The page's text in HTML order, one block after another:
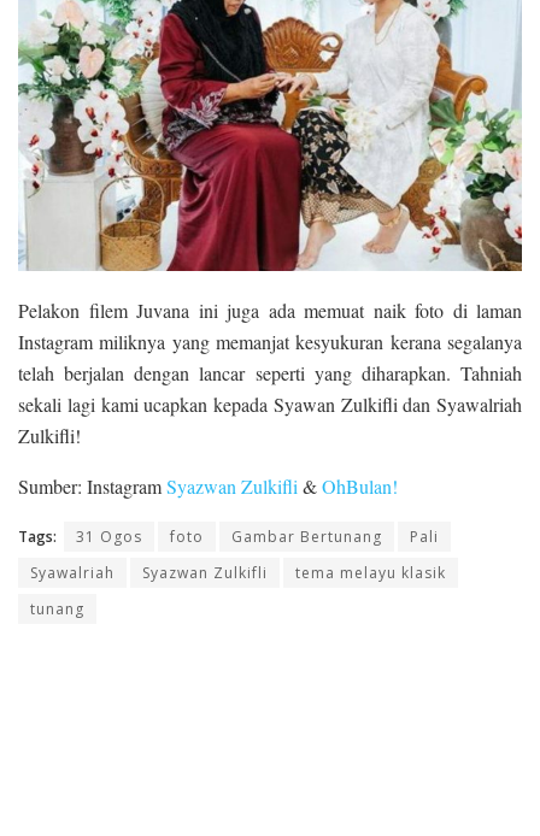
Pelakon filem Juvana ini juga ada memuat naik foto di laman
Instagram miliknya yang memanjat kesyukuran kerana segalanya
telah berjalan dengan lancar seperti yang diharapkan. Tahniah
sekali lagi kami ucapkan kepada Syawan Zulkifli dan Syawalriah
Zulkifli!
Sumber: InstagramSyazwan Zulkifli &OhBulan!
Tags: 31 Ogos foto Gambar Bertunang
Pali
Syawalriah
Syazwan Zulkifli
tema melayu klasik
tunang